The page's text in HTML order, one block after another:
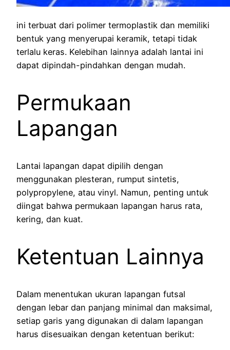
ini terbuat dari polimer termoplastik dan memiliki
bentuk yang menyerupai keramik, tetapi tidak
terlalu keras. Kelebihan lainnya adalah lantai ini
dapat dipindah-pindahkan dengan mudah.
Permukaan
Lapangan
Lantai lapangan dapat dipilih dengan
menggunakan plesteran, rumput sintetis,
polypropylene, atau vinyl. Namun, penting untuk
diingat bahwa permukaan lapangan harus rata,
kering, dan kuat.
Ketentuan Lainnya
Dalam menentukan ukuran lapangan futsal
dengan lebar dan panjang minimal dan maksimal,
setiap garis yang digunakan di dalam lapangan
harus disesuaikan dengan ketentuan berikut: